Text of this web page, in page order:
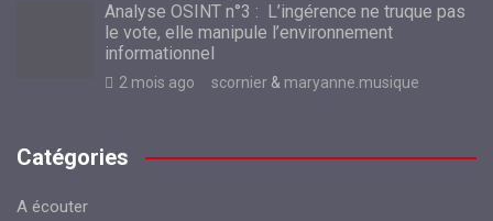
Analyse OSINT n°3 : L’ingérence ne truque pas
le vote, elle manipule l’environnement
informationnel
2 mois ago scornier & maryanne.musique
Catégories
A écouter